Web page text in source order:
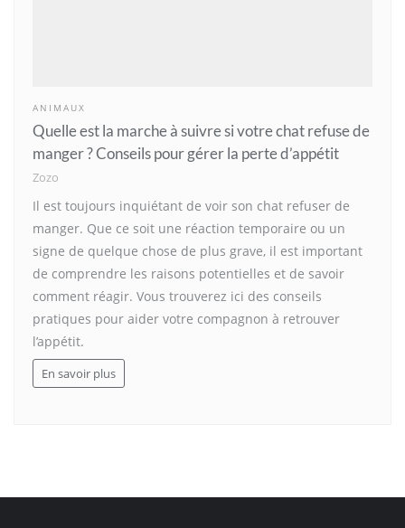
ANIMAUX
Quelle est la marche à suivre si votre chat refuse de
manger ? Conseils pour gérer la perte d’appétit
Zozo
Il est toujours inquiétant de voir son chat refuser de
manger. Que ce soit une réaction temporaire ou un
signe de quelque chose de plus grave, il est important
de comprendre les raisons potentielles et de savoir
comment réagir. Vous trouverez ici des conseils
pratiques pour aider votre compagnon à retrouver
l’appétit.
En savoir plus